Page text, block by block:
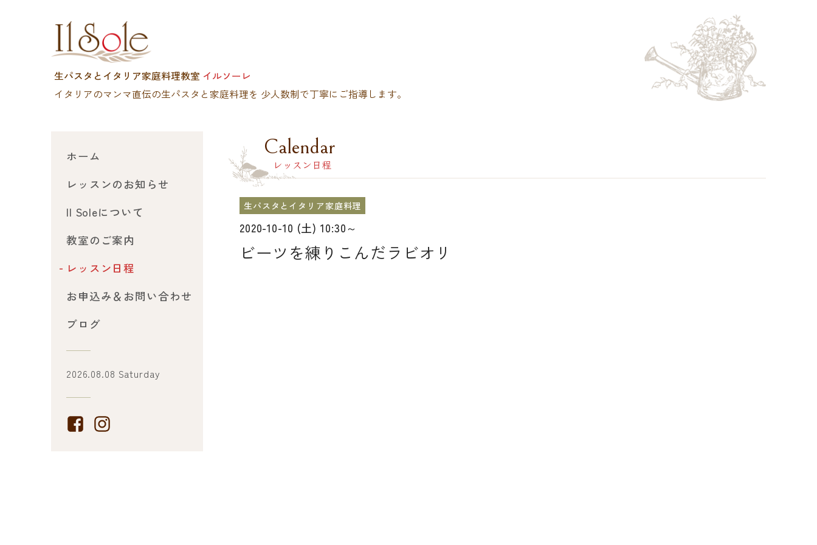
生パスタとイタリア家庭料理教室 イルソーレ
イタリアのマンマ直伝の生パスタと家庭料理を 少人数制で丁寧にご指導します。
ホーム
レッスンのお知らせ
Il Soleについて
教室のご案内
レッスン日程
お申込み＆お問い合わせ
ブログ
2026.08.08 Saturday
Calendar
レッスン日程
生パスタとイタリア家庭料理
2020-10-10 (土) 10:30～
ビーツを練りこんだラビオリ